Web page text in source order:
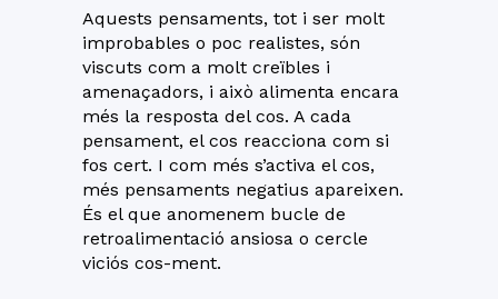
Aquests pensaments, tot i ser molt
improbables o poc realistes, són
viscuts com a molt creïbles i
amenaçadors, i això alimenta encara
més la resposta del cos. A cada
pensament, el cos reacciona com si
fos cert. I com més s’activa el cos,
més pensaments negatius apareixen.
És el que anomenem bucle de
retroalimentació ansiosa o cercle
viciós cos-ment.